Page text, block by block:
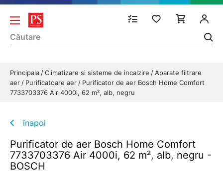
Principala Climatizare si sisteme de incalzire
Aparate filtrare
aer
Purificatoare aer
Purificator de aer Bosch Home Comfort
7733703376 Air 4000i, 62 m², alb, negru
înapoi
Purificator de aer Bosch Home Comfort
7733703376 Air 4000i, 62 m², alb, negru -
BOSCH